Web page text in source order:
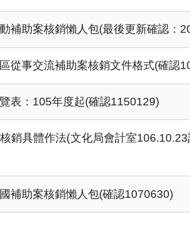
補助案核銷懶人包(最後更新確認：
從事交流補助案核銷文件格式(確認
表：105年度起(確認1150129)
銷具體作法(文化局會計室
補助案核銷懶人包(確認1070630)